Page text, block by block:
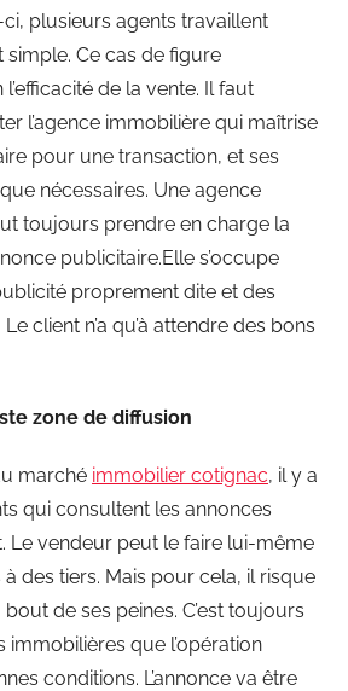
plusieurs agents travaillent
Ce cas de figure
l’efficacité de la vente. Il faut
l’agence immobilière qui maîtrise
pour une transaction, et ses
nécessaires. Une agence
toujours prendre en charge la
publicitaire.Elle s’occupe
proprement dite et des
client n’a qu’à attendre des bons
zone de diffusion
marché immobilier cotignac, il y a
qui consultent les annonces
Le vendeur peut le faire lui-même
des tiers. Mais pour cela, il risque
de ses peines. C’est toujours
immobilières que l’opération
conditions. L’annonce va être